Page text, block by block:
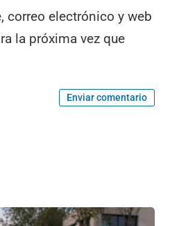
correo electrónico y web
la próxima vez que
Enviar comentario